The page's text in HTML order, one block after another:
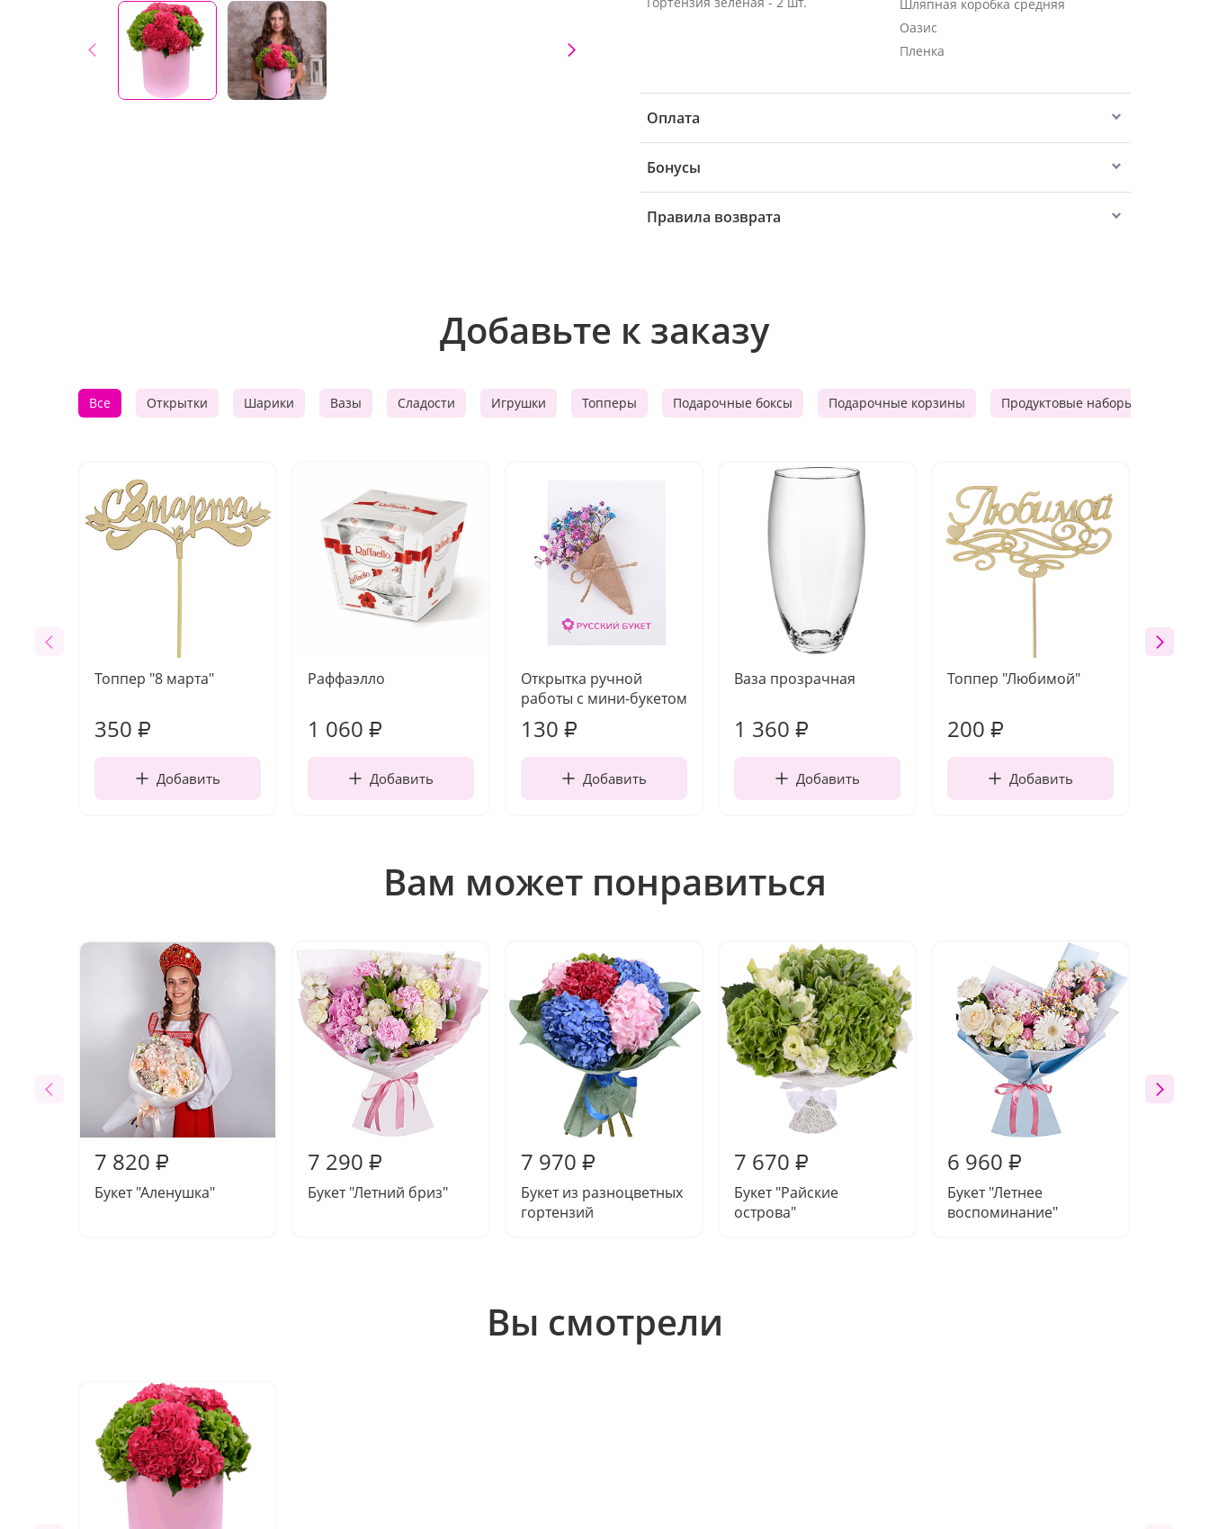
Шляпная коробка средняя
Оазис
Пленка
Оплата
Бонусы
Правила возврата
Добавьте к заказу
Все Открытки Шарики Вазы Сладости Игрушки Топперы Подарочные боксы Подарочные корзины Продуктовые наборы
Топпер "8 марта"
350 ₽
Добавить
Раффаэлло
1 060 ₽
Добавить
Открытка ручной
работы с мини-букетом
130 ₽
Добавить
Ваза прозрачная
1 360 ₽
Добавить
Топпер "Любимой"
200 ₽
Добавить
Вам может понравиться
7 820 ₽
Букет "Аленушка"
7 290 ₽
Букет "Летний бриз"
7 970 ₽
Букет из разноцветных
гортензий
7 670 ₽
Букет "Райские
острова"
6 960 ₽
Букет "Летнее
воспоминание"
Вы смотрели